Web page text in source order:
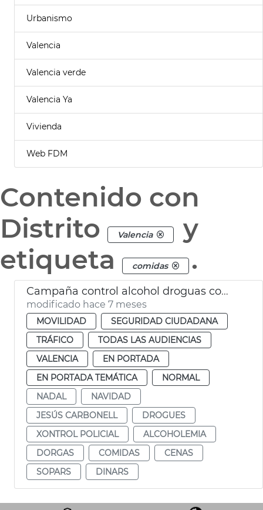
Urbanismo
Valencia
Valencia verde
Valencia Ya
Vivienda
Web FDM
Contenido con
Distrito
Valencia
y
etiqueta
comidas .
Campaña control alcohol droguas comidas empresa Navidad
modificado hace 7 meses
MOVILIDAD
SEGURIDAD CIUDADANA
TRÁFICO
TODAS LAS AUDIENCIAS
VALENCIA
EN PORTADA
EN PORTADA TEMÁTICA
NORMAL
NADAL
NAVIDAD
JESÚS CARBONELL
DROGUES
XONTROL POLICIAL
ALCOHOLEMIA
DORGAS
COMIDAS
CENAS
SOPARS
DINARS